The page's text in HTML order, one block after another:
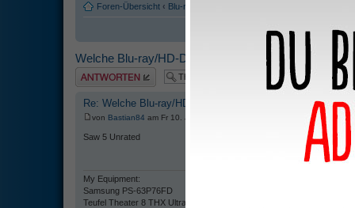
Foren-Übersicht ‹ Blu-ray und HD-DVD
Welche Blu-ray/HD-DVD hast Du zuletzt gekauft?
Antwort erstellen
Re: Welche Blu-ray/HD-DVD hast Du zuletzt gekauft?
von Bastian84 am Fr 10. Jul 2009, 23:38
Saw 5 Unrated
My Equipment:
Samsung PS-63P76FD
Teufel Theater 8 THX Ultra 2